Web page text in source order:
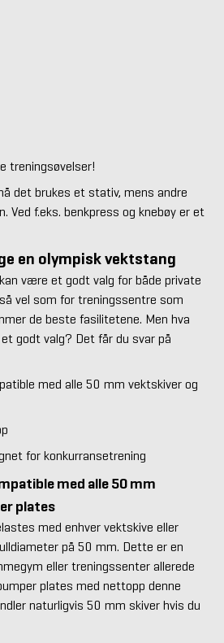
treningsøvelser!
det brukes et stativ, mens andre
Ved f.eks. benkpress og knebøy er et
en olympisk vektstang
være et godt valg for både private
vel som for treningssentre som
de beste fasilitetene. Men hva
godt valg? Det får du svar på
med alle 50 mm vektskiver og
for konkurransetrening
med alle 50 mm
plates
med enhver vektskive eller
på 50 mm. Dette er en
eller treningssenter allerede
plates med nettopp denne
naturligvis 50 mm skiver hvis du